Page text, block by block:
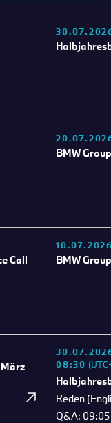
Call
BMW
BMW
08:30
Reden
Q&A: 09:05